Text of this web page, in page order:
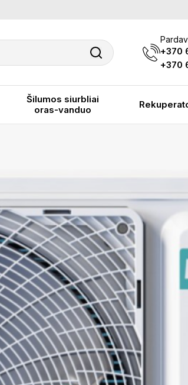
+370
+370
Šilumos siurbliai
oras-vanduo